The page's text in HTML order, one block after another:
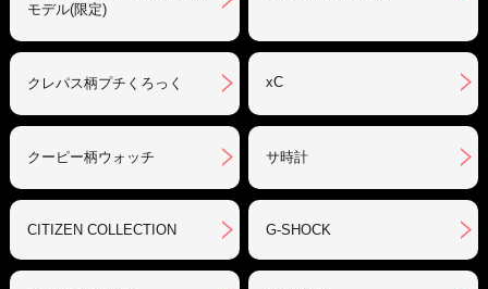
モデル(限定)
クレパス柄プチくろっく xC
クーピー柄ウォッチ サ時計
CITIZEN COLLECTION G-SHOCK